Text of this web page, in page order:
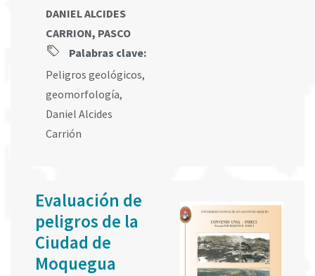
DANIEL ALCIDES
CARRION, PASCO
Palabras clave:
Peligros geológicos,
geomorfología,
Daniel Alcides
Carrión
Evaluación de
peligros de la
Ciudad de
Moquegua